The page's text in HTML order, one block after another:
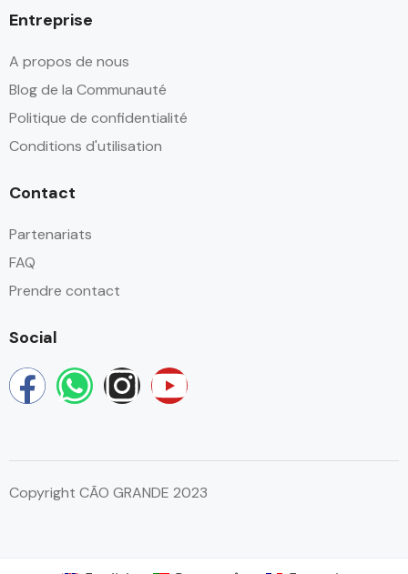
Entreprise
A propos de nous
Blog de la Communauté
Politique de confidentialité
Conditions d'utilisation
Contact
Partenariats
FAQ
Prendre contact
Social
Copyright CÃO GRANDE 2023